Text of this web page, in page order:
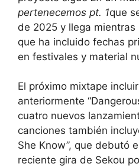
pertenecemos pt. 1que
de 2025 y llega
que ha incluido fechas
en festivales y material
El próximo mixtape
anteriormente
cuatro nuevos
canciones también
She Know”, que debutó
reciente gira de Sekou